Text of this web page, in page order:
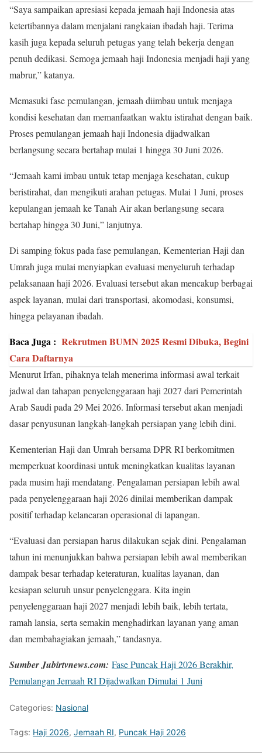
“Saya sampaikan apresiasi kepada jemaah haji Indonesia atas
ketertibannya dalam menjalani rangkaian ibadah haji. Terima
kasih juga kepada seluruh petugas yang telah bekerja dengan
penuh dedikasi. Semoga jemaah haji Indonesia menjadi haji yang
mabrur,” katanya.
Memasuki fase pemulangan, jemaah diimbau untuk menjaga
kondisi kesehatan dan memanfaatkan waktu istirahat dengan baik.
Proses pemulangan jemaah haji Indonesia dijadwalkan
berlangsung secara bertahap mulai 1 hingga 30 Juni 2026.
“Jemaah kami imbau untuk tetap menjaga kesehatan, cukup
beristirahat, dan mengikuti arahan petugas. Mulai 1 Juni, proses
kepulangan jemaah ke Tanah Air akan berlangsung secara
bertahap hingga 30 Juni,” lanjutnya.
Di samping fokus pada fase pemulangan, Kementerian Haji dan
Umrah juga mulai menyiapkan evaluasi menyeluruh terhadap
pelaksanaan haji 2026. Evaluasi tersebut akan mencakup berbagai
aspek layanan, mulai dari transportasi, akomodasi, konsumsi,
hingga pelayanan ibadah.
Baca Juga : Rekrutmen BUMN 2025 Resmi Dibuka, Begini
Cara Daftarnya
Menurut Irfan, pihaknya telah menerima informasi awal terkait
jadwal dan tahapan penyelenggaraan haji 2027 dari Pemerintah
Arab Saudi pada 29 Mei 2026. Informasi tersebut akan menjadi
dasar penyusunan langkah-langkah persiapan yang lebih dini.
Kementerian Haji dan Umrah bersama DPR RI berkomitmen
memperkuat koordinasi untuk meningkatkan kualitas layanan
pada musim haji mendatang. Pengalaman persiapan lebih awal
pada penyelenggaraan haji 2026 dinilai memberikan dampak
positif terhadap kelancaran operasional di lapangan.
“Evaluasi dan persiapan harus dilakukan sejak dini. Pengalaman
tahun ini menunjukkan bahwa persiapan lebih awal memberikan
dampak besar terhadap keteraturan, kualitas layanan, dan
kesiapan seluruh unsur penyelenggara. Kita ingin
penyelenggaraan haji 2027 menjadi lebih baik, lebih tertata,
ramah lansia, serta semakin menghadirkan layanan yang aman
dan membahagiakan jemaah,” tandasnya.
Sumber Jubirtvnews.com: Fase Puncak Haji 2026 Berakhir,
Pemulangan Jemaah RI Dijadwalkan Dimulai 1 Juni
Categories: Nasional
Tags: Haji 2026, Jemaah RI, Puncak Haji 2026